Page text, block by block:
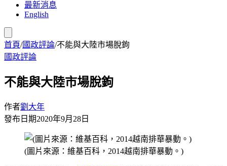
最新消息
English
首頁/國政評論/不能與大陸市場脫鉤
國政評論
不能與大陸市場脫鉤
作者劉大年
發布日期2020年9月28日
(圖片來源：維基百科，2014越南排華暴動。)